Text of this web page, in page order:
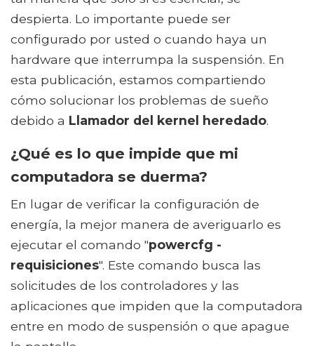
despierta. Lo importante puede ser
configurado por usted o cuando haya un
hardware que interrumpa la suspensión. En
esta publicación, estamos compartiendo
cómo solucionar los problemas de sueño
debido a Llamador del kernel heredado.
¿Qué es lo que impide que mi
computadora se duerma?
En lugar de verificar la configuración de
energía, la mejor manera de averiguarlo es
ejecutar el comando "powercfg -
requisiciones". Este comando busca las
solicitudes de los controladores y las
aplicaciones que impiden que la computadora
entre en modo de suspensión o que apague